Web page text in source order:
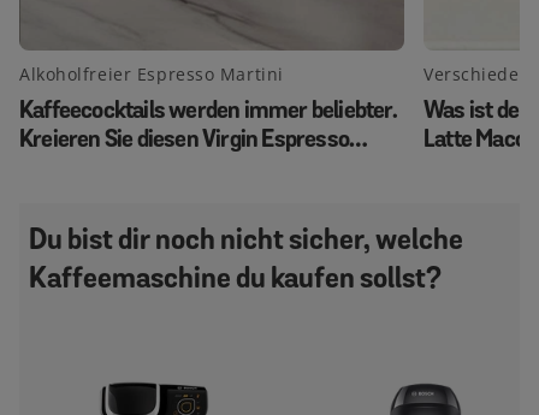
Alkoholfreier Espresso Martini
Kaffeecocktails werden immer beliebter.
Kreieren Sie diesen Virgin Espresso
Was ist der
Latte
Du bist dir noch nicht sicher, welche
Kaffeemaschine du kaufen sollst?